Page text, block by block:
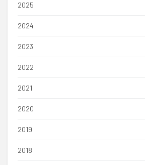
2025
2024
2023
2022
2021
2020
2019
2018